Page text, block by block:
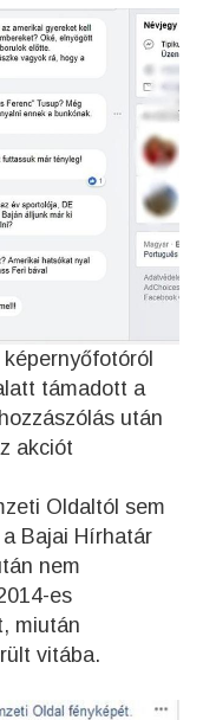
támadott a
után
akciót
Oldaltól sem
a Bajai Hírhatár
nem
es
miután
vitába.